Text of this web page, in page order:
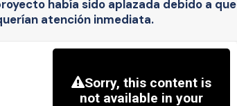
había sido aplazada debido a que
atención inmediata.